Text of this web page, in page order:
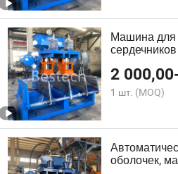
Машина для
холодная/
формования
2 000,00
1 шт. (MOQ)
оболочек,